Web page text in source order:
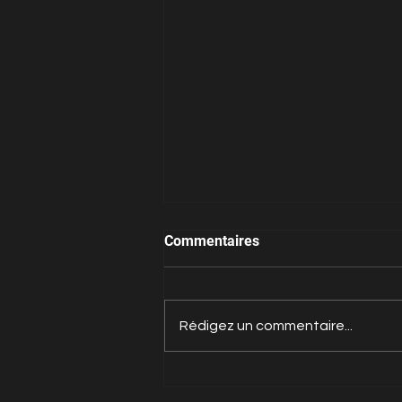
Commentaires
Rédigez un commentaire...